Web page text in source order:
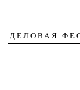
ДЕЛОВАЯ